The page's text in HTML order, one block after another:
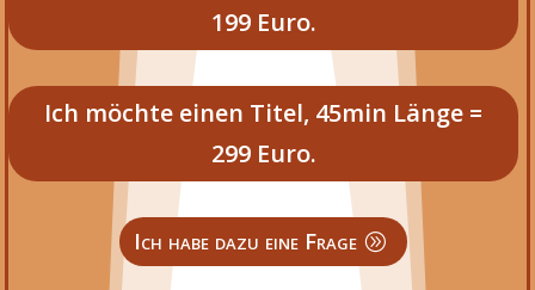
199 Euro.
Ich möchte einen Titel, 45min Länge =
299 Euro.
Ich habe dazu eine Frage